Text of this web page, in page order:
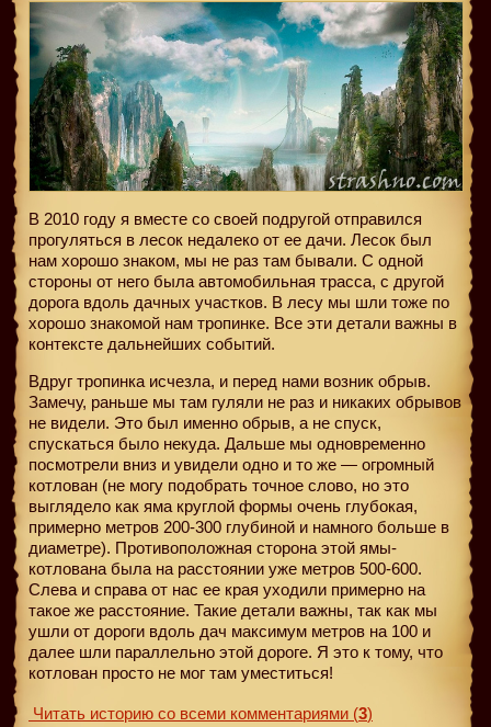
В 2010 году я вместе со своей подругой отправился
прогуляться в лесок недалеко от ее дачи. Лесок был
нам хорошо знаком, мы не раз там бывали. С одной
стороны от него была автомобильная трасса, с другой
дорога вдоль дачных участков. В лесу мы шли тоже по
хорошо знакомой нам тропинке. Все эти детали важны в
контексте дальнейших событий.
Вдруг тропинка исчезла, и перед нами возник обрыв.
Замечу, раньше мы там гуляли не раз и никаких обрывов
не видели. Это был именно обрыв, а не спуск,
спускаться было некуда. Дальше мы одновременно
посмотрели вниз и увидели одно и то же — огромный
котлован (не могу подобрать точное слово, но это
выглядело как яма круглой формы очень глубокая,
примерно метров 200-300 глубиной и намного больше в
диаметре). Противоположная сторона этой ямы-
котлована была на расстоянии уже метров 500-600.
Слева и справа от нас ее края уходили примерно на
такое же расстояние. Такие детали важны, так как мы
ушли от дороги вдоль дач максимум метров на 100 и
далее шли параллельно этой дороге. Я это к тому, что
котлован просто не мог там уместиться!
Читать историю со всеми комментариями (3)